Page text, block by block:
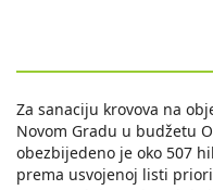
Za sanaciju krovova na
Novom Gradu u budžetu
obezbijedeno je oko 507
prema usvojenoj listi